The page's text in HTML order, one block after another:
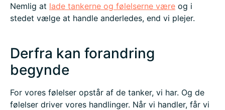
Nemlig at lade tankerne og følelserne være og i
stedet vælge at handle anderledes, end vi plejer.
Derfra kan forandring
begynde
For vores følelser opstår af de tanker, vi har. Og de
følelser driver vores handlinger. Når vi handler, får vi